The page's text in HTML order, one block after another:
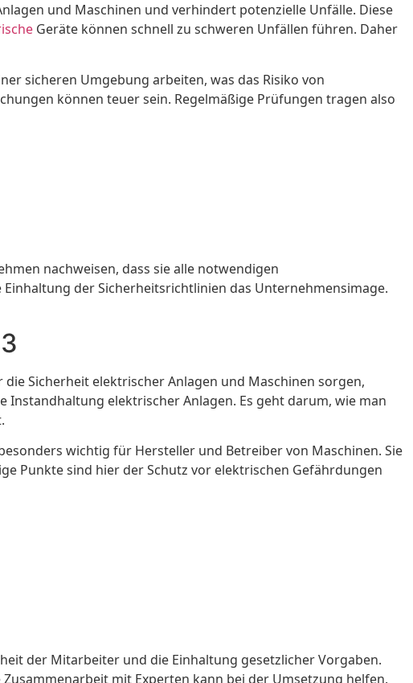
und Maschinen und verhindert potenzielle Unfälle. Diese
Geräte können schnell zu schweren Unfällen führen. Daher
sicheren Umgebung arbeiten, was das Risiko von
können teuer sein. Regelmäßige Prüfungen tragen also
nachweisen, dass sie alle notwendigen
der Sicherheitsrichtlinien das Unternehmensimage.
Sicherheit elektrischer Anlagen und Maschinen sorgen,
Instandhaltung elektrischer Anlagen. Es geht darum, wie man
wichtig für Hersteller und Betreiber von Maschinen. Sie
Punkte sind hier der Schutz vor elektrischen Gefährdungen
der Mitarbeiter und die Einhaltung gesetzlicher Vorgaben.
mit Experten kann bei der Umsetzung helfen.